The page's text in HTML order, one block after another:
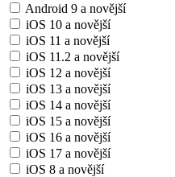
Android 9 a novější
iOS 10 a novější
iOS 11 a novější
iOS 11.2 a novější
iOS 12 a novější
iOS 13 a novější
iOS 14 a novější
iOS 15 a novější
iOS 16 a novější
iOS 17 a novější
iOS 8 a novější